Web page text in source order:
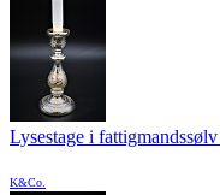
Lysestage i
K&Co.